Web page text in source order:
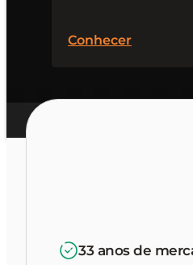
Conhecer
33 anos de